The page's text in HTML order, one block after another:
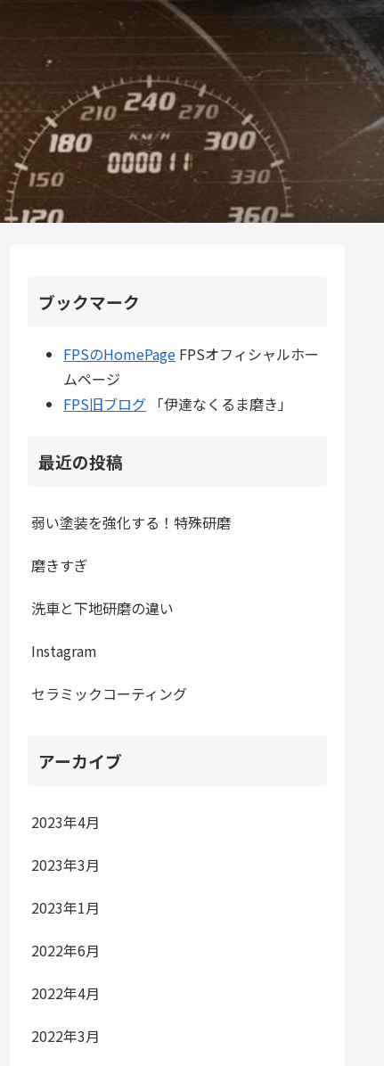
ブックマーク
FPSのHomePage FPSオフィシャルホー
ムページ
FPS旧ブログ 「伊達なくるま磨き」
最近の投稿
弱い塗装を強化する！特殊研磨
磨きすぎ
洗車と下地研磨の違い
Instagram
セラミックコーティング
アーカイブ
2023年4月
2023年3月
2023年1月
2022年6月
2022年4月
2022年3月